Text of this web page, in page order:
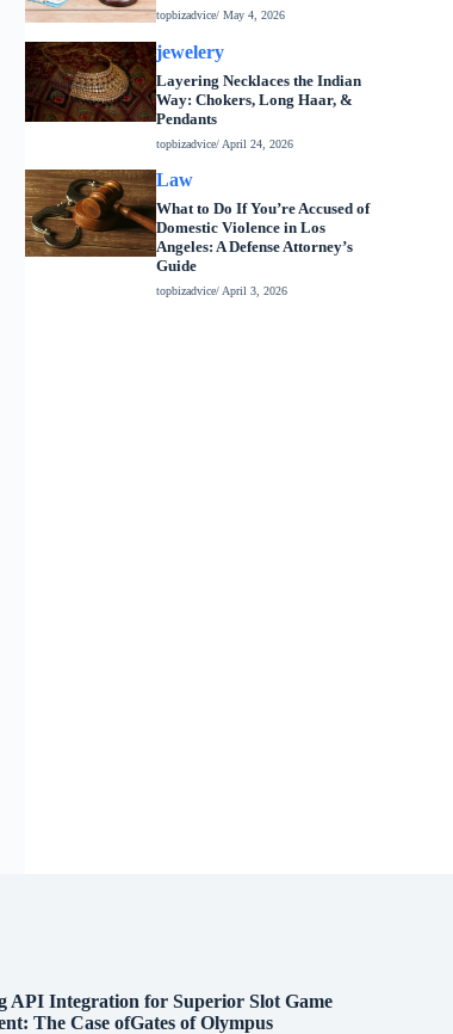
topbizadvice/ May 4, 2026
jewelery
Layering Necklaces the Indian
Way: Chokers, Long Haar, &
Pendants
topbizadvice/ April 24, 2026
Law
What to Do If You’re Accused of
Domestic Violence in Los
Angeles: A Defense Attorney’s
Guide
topbizadvice/ April 3, 2026
API Integration for Superior Slot Game
The Case ofGates of Olympus